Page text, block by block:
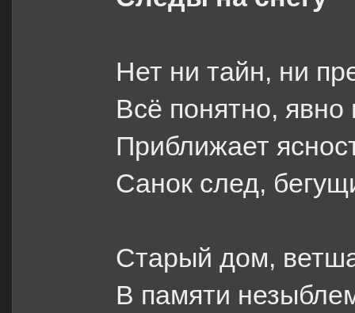
Нет ни тайн, ни
Всё понятно, явно
Приближает
Санок след,
Старый дом,
В памяти